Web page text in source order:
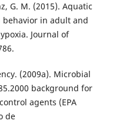
G. M. (2015). Aquatic
in adult and
Journal of
(2009a). Microbial
background for
agents (EPA
de